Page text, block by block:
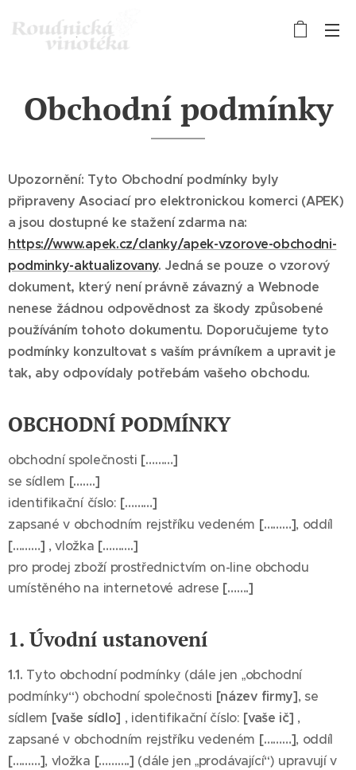
Obchodní podmínky
Upozornění: Tyto Obchodní podmínky byly
připraveny Asociací pro elektronickou komerci (APEK)
a jsou dostupné ke stažení zdarma na:
https://www.apek.cz/clanky/apek-vzorove-obchodni-
podminky-aktualizovany. Jedná se pouze o vzorový
dokument, který není právně závazný a Webnode
nenese žádnou odpovědnost za škody způsobené
používáním tohoto dokumentu. Doporučujeme tyto
podmínky konzultovat s vaším právníkem a upravit je
tak, aby odpovídaly potřebám vašeho obchodu.
OBCHODNÍ PODMÍNKY
obchodní společnosti [………]
se sídlem […….]
identifikační číslo: [………]
zapsané v obchodním rejstříku vedeném [………], oddíl
[………] , vložka [……….]
pro prodej zboží prostřednictvím on-line obchodu
umístěného na internetové adrese […….]
1. Úvodní ustanovení
1.1. Tyto obchodní podmínky (dále jen „obchodní
podmínky“) obchodní společnosti [název firmy], se
sídlem [vaše sídlo] , identifikační číslo: [vaše ič] ,
zapsané v obchodním rejstříku vedeném [………], oddíl
[………], vložka [……….] (dále jen „prodávající“) upravují v